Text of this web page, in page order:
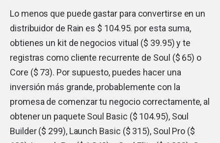
Lo menos que puede gastar para convertirse en un
distribuidor de Rain es $ 104.95. por esta suma,
obtienes un kit de negocios vitual ($ 39.95) y te
registras como cliente recurrente de Soul ($ 65) o
Core ($ 73). Por supuesto, puedes hacer una
inversión más grande, probablemente con la
promesa de comenzar tu negocio correctamente, al
obtener un paquete Soul Basic ($ 104.95), Soul
Builder ($ 299), Launch Basic ($ 315), Soul Pro ($